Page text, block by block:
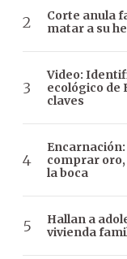
Corte anula
matar a su
Video:
ecológico de
claves
comprar oro,
la boca
Hallan a
vivienda